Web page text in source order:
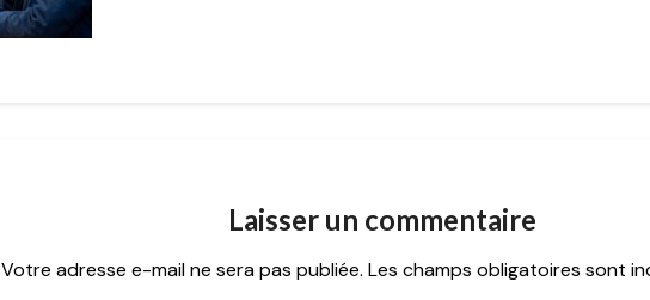
Laisser un commentaire
Votre adresse e-mail ne sera pas publiée. Les champs obligatoires sont